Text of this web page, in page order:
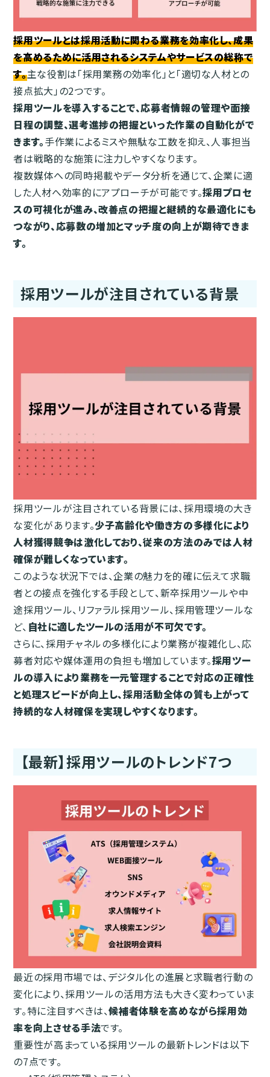
採用ツールとは採用活動に関わる業務を効率化し、成果
を高めるために活用されるシステムやサービスの総称で
す。主な役割は「採用業務の効率化」と「適切な人材との
接点拡大」の2つです。
採用ツールを導入することで、応募者情報の管理や面接
日程の調整、選考進捗の把握といった作業の自動化がで
きます。手作業によるミスや無駄な工数を抑え、人事担当
者は戦略的な施策に注力しやすくなります。
複数媒体への同時掲載やデータ分析を通じて、企業に適
した人材へ効率的にアプローチが可能です。採用プロセ
スの可視化が進み、改善点の把握と継続的な最適化にも
つながり、応募数の増加とマッチ度の向上が期待できま
す。
採用ツールが注目されている背景
採用ツールが注目されている背景には、採用環境の大き
な変化があります。少子高齢化や働き方の多様化により
人材獲得競争は激化しており、従来の方法のみでは人材
確保が難しくなっています。
このような状況下では、企業の魅力を的確に伝えて求職
者との接点を強化する手段として、新卒採用ツールや中
途採用ツール、リファラル採用ツール、採用管理ツールな
ど、 自社に適したツールの活用が不可欠です。
さらに、採用チャネルの多様化により業務が複雑化し、応
募者対応や媒体運用の負担も増加しています。採用ツー
ルの導入により業務を一元管理することで対応の正確性
と処理スピードが向上し、採用活動全体の質も上がって
持続的な人材確保を実現しやすくなります。
【最新】採用ツールのトレンド7つ
最近の採用市場では、デジタル化の進展と求職者行動の
変化により、採用ツールの活用方法も大きく変わっていま
す。特に注目すべきは、候補者体験を高めながら採用効
率を向上させる手法です。
重要性が高まっている採用ツールの最新トレンドは以下
の7点です。